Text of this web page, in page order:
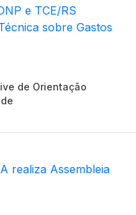
de Orientação